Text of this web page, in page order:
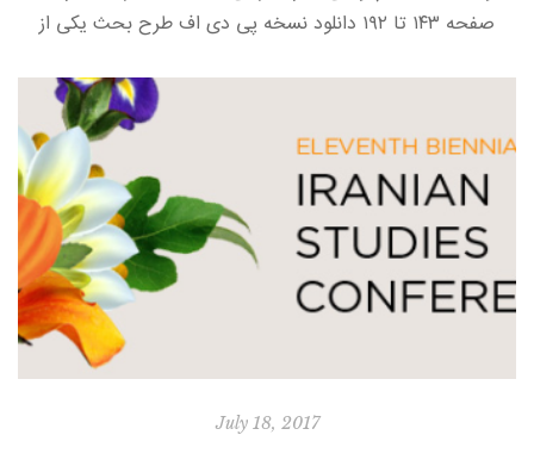
صفحه ۱۴۳ تا ۱۹۲ دانلود نسخه پی دی اف طرح بحث یکی از
July 18, 2017